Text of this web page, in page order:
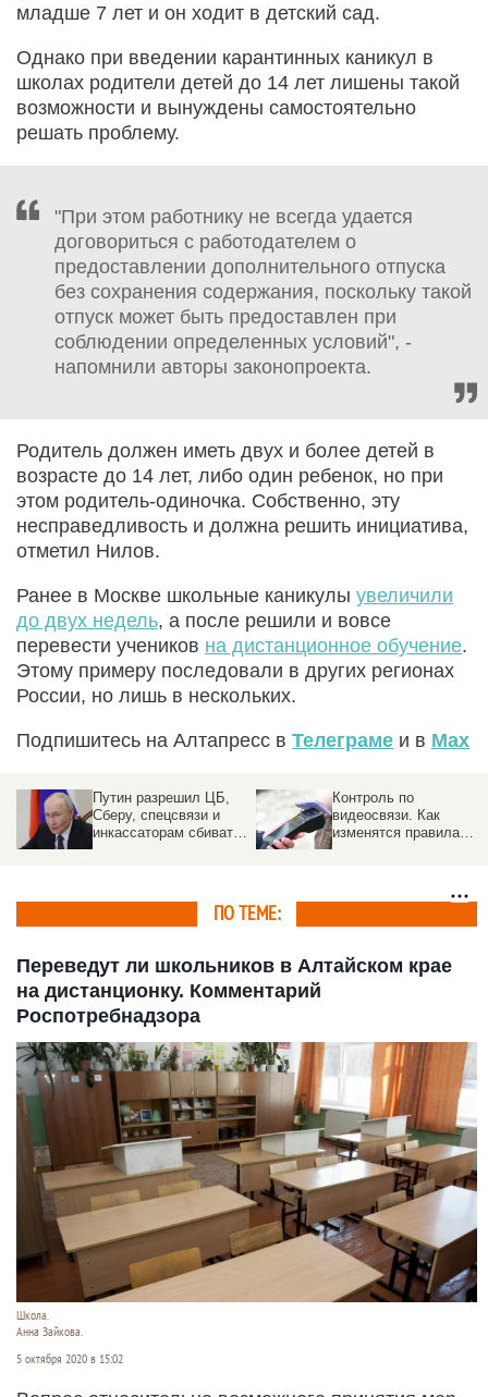
младше 7 лет и он ходит в детский сад.
Однако при введении карантинных каникул в
школах родители детей до 14 лет лишены такой
возможности и вынуждены самостоятельно
решать проблему.
"При этом работнику не всегда удается
договориться с работодателем о
предоставлении дополнительного отпуска
без сохранения содержания, поскольку такой
отпуск может быть предоставлен при
соблюдении определенных условий", -
напомнили авторы законопроекта.
Родитель должен иметь двух и более детей в
возрасте до 14 лет, либо один ребенок, но при
этом родитель-одиночка. Собственно, эту
несправедливость и должна решить инициатива,
отметил Нилов.
Ранее в Москве школьные каникулы увеличили
до двух недель, а после решили и вовсе
перевести учеников на дистанционное обучение.
Этому примеру последовали в других регионах
России, но лишь в нескольких.
Подпишитесь на Алтапресс в Телеграме и в Max
Путин разрешил ЦБ,
Сберу, спецсвязи и
инкассаторам сбивать
Контроль по
видеосвязи. Как
изменятся правила
ПО ТЕМЕ:
Переведут ли школьников в Алтайском крае
на дистанционку. Комментарий
Роспотребнадзора
Школа.
Анна Зайкова.
5 октября 2020 в 15:02